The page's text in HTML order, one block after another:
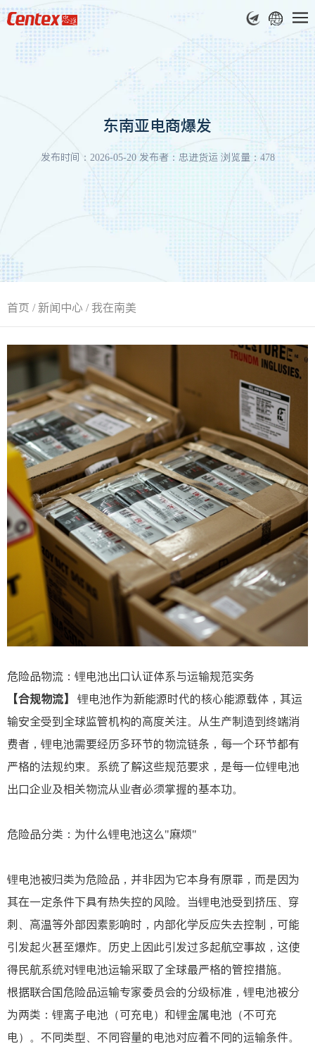
东南亚电商爆发
发布时间：2026-05-20 发布者：忠进货运 浏览量：478
首页 /新闻中心 /我在南美
危险品物流：锂电池出口认证体系与运输规范实务
【合规物流】
锂电池作为新能源时代的核心能源载体，其运
输安全受到全球监管机构的高度关注。从生产制造到终端消
费者，锂电池需要经历多环节的物流链条，每一个环节都有
严格的法规约束。系统了解这些规范要求，是每一位锂电池
出口企业及相关物流从业者必须掌握的基本功。
危险品分类：为什么锂电池这么"麻烦"
锂电池被归类为危险品，并非因为它本身有原罪，而是因为
其在一定条件下具有热失控的风险。当锂电池受到挤压、穿
刺、高温等外部因素影响时，内部化学反应失去控制，可能
引发起火甚至爆炸。历史上因此引发过多起航空事故，这使
得民航系统对锂电池运输采取了全球最严格的管控措施。
根据联合国危险品运输专家委员会的分级标准，锂电池被分
为两类：锂离子电池（可充电）和锂金属电池（不可充
电）。不同类型、不同容量的电池对应着不同的运输条件。